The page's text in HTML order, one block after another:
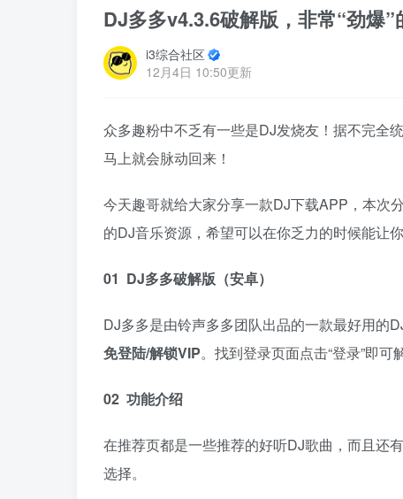
DJ多多v4.3.6破解版，非常“劲爆
i3综合社区
12月4日 10:50更新
众多趣粉中不乏有一些是DJ发烧友！据不完全
马上就会脉动回来！
今天趣哥就给大家分享一款DJ下载APP，本次
的DJ音乐资源，希望可以在你乏力的时候能让你
01 DJ多多破解版（安卓）
DJ多多是由铃声多多团队出品的一款最好用的
免登陆/解锁VIP。找到登录页面点击“登录”即可
02 功能介绍
在推荐页都是一些推荐的好听DJ歌曲，而且还
选择。